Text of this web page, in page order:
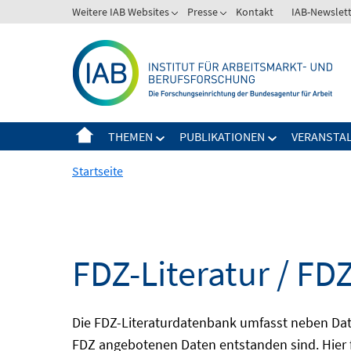
zum
Weitere IAB Websites Presse Kontakt IAB-
THEMEN PUBLIKATIONEN
Startseite
FDZ-Literatur /
Die FDZ-Literaturdatenbank umfasst neben
FDZ angebotenen Daten entstanden sind.